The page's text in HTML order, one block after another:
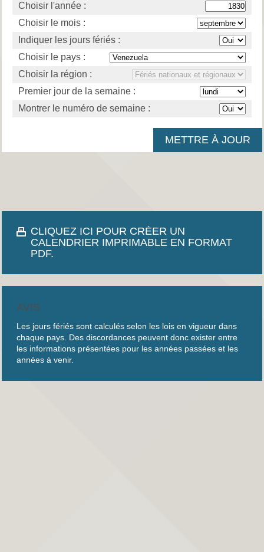
Choisir l'année :
Choisir le mois :
Indiquer les jours fériés :
Choisir le pays :
Choisir la région :
Premier jour de la semaine :
Montrer le numéro de semaine :
CLIQUEZ ICI POUR CRÉER UN
CALENDRIER IMPRIMABLE EN FORMAT
PDF.
AVIS
Les jours fériés sont calculés selon les lois en vigueur dans
chaque pays. Des discordances peuvent donc exister entre
les informations présentées pour les années passées et les
années à venir.